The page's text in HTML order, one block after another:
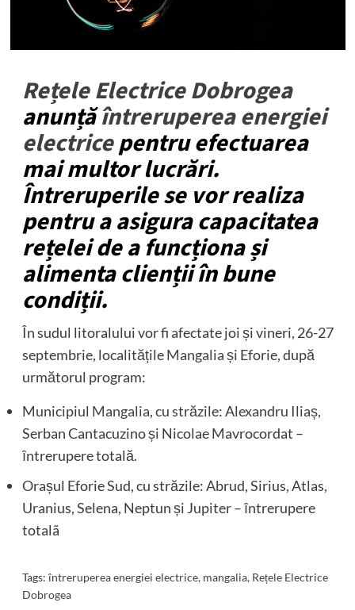
Rețele Electrice Dobrogea
anunțăîntreruperea energiei
electricepentru efectuarea
mai multor lucrări.
Întreruperile se vor realiza
pentru a asigura capacitatea
rețelei de a funcționa și
alimenta clienții în bune
condiții.
În sudul litoralului vor fi afectate joi și vineri, 26-27
septembrie, localitățileMangaliași Eforie, după
următorul program:
Municipiul Mangalia, cu străzile: Alexandru Iliaș,
Serban Cantacuzino și Nicolae Mavrocordat –
ȋntrerupere totală.
Orașul Eforie Sud, cu străzile: Abrud, Sirius, Atlas,
Uranius, Selena, Neptun și Jupiter – ȋntrerupere
totalã
Tags: întreruperea energiei electrice, mangalia, Rețele Electrice
Dobrogea